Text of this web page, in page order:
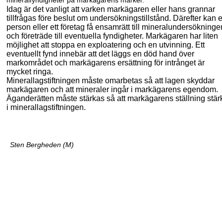
Idag är det vanligt att varken markägaren eller hans grannar
tillfrågas före beslut om undersökningstillstånd. Därefter kan
person eller ettföretag få ensamrätt till mineral
och företräde till eventuella fyndigheter. Markägaren har liten
möjlighet att stoppa en exploatering och en utvinning. Ett
eventuellt fynd innebär att det läggs en död hand över
markområdet och markägarens ersättning för intrånget är
mycket ringa.
Minerallagstiftningen måste omarbetas så att lagen skyddar
markägaren och att mineraler ingår i markägarens egendom.
Äganderätten måste stärkas så att markägarens ställning
i minerallagstiftningen.
Sten Bergheden (M)